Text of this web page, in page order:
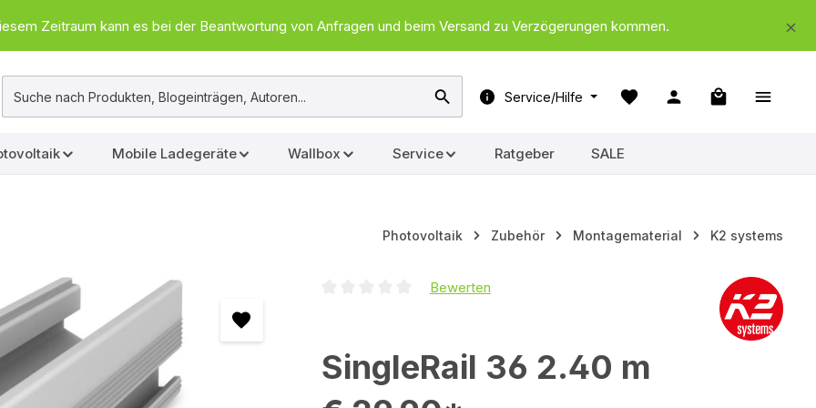
Zeitraum kann es bei der Beantwortung von Anfragen und beim Versand zu Verzögerungen kommen.
Service/Hilfe
Warenkorb
Mobile Ladegeräte Wallbox Service Ratgeber SALE
Photovoltaik Zubehör Montagematerial K2 systems
Bewerten
SingleRail 36 2.40 m